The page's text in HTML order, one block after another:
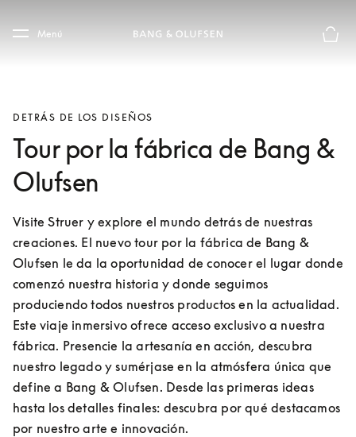
Skip to main footer
Menú
DETRÁS DE LOS DISEÑOS
Tour por la fábrica de Bang &
Olufsen
Visite Struer y explore el mundo detrás de nuestras
creaciones. El nuevo tour por la fábrica de Bang &
Olufsen le da la oportunidad de conocer el lugar donde
comenzó nuestra historia y donde seguimos
produciendo todos nuestros productos en la actualidad.
Este viaje inmersivo ofrece acceso exclusivo a nuestra
fábrica. Presencie la artesanía en acción, descubra
nuestro legado y sumérjase en la atmósfera única que
define a Bang & Olufsen. Desde las primeras ideas
hasta los detalles finales: descubra por qué destacamos
por nuestro arte e innovación.